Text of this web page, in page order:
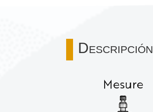
Descripción